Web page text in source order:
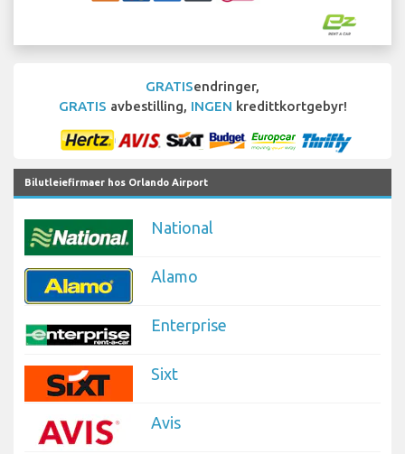
GRATISendringer,
GRATIS avbestilling, INGEN kredittkortgebyr!
Bilutleiefirmaer hos Orlando Airport
National
Alamo
Enterprise
Sixt
Avis